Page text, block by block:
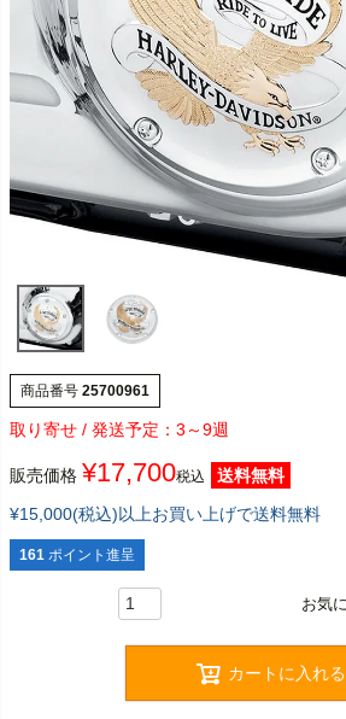
商品番号 25700961
3～9週
販売価格 ¥17,700税込
送料無料
¥15,000(税込)以上お買い上げで送料無料
161 ポイント進呈
カートに入れる